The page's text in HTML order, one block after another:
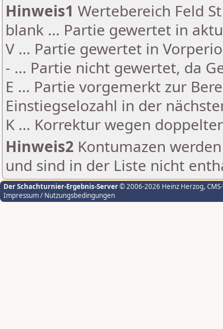
Hinweis1 Wertebereich Feld
blank ... Partie gewertet in
V ... Partie gewertet in
- ... Partie nicht gewertet, da
E ... Partie vorgemerkt zur
Einstiegselozahl in der
K ... Korrektur wegen
Hinweis2 Kontumazen
und sind in der Liste nicht
Der Schachturnier-Ergebnis-Server© 2006-2026 Heinz Herzog,
Impressum / Nutzungsbedingungen